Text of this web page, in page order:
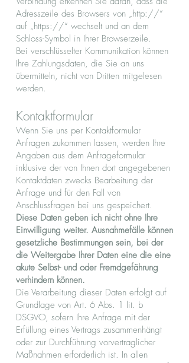
Adresszeile des Browsers von „http://“
auf „https://“ wechselt und an dem
Schloss-Symbol in Ihrer Browserzeile.
Bei verschlüsselter Kommunikation können
Ihre Zahlungsdaten, die Sie an uns
übermitteln, nicht von Dritten mitgelesen
werden.
Kontaktformular
Wenn Sie uns per Kontaktformular
Anfragen zukommen lassen, werden Ihre
Angaben aus dem Anfrageformular
inklusive der von Ihnen dort angegebenen
Kontaktdaten zwecks Bearbeitung der
Anfrage und für den Fall von
Anschlussfragen bei uns gespeichert.
Diese Daten geben ich nicht ohne Ihre
Einwilligung weiter. Ausnahmefälle können
gesetzliche Bestimmungen sein, bei der
die Weitergabe Ihrer Daten eine die eine
akute Selbst- und oder Fremdgefährung
verhindern können.
Die Verarbeitung dieser Daten erfolgt auf
Grundlage von Art. 6 Abs. 1 lit. b
DSGVO, sofern Ihre Anfrage mit der
Erfüllung eines Vertrags zusammenhängt
oder zur Durchführung vorvertraglicher
Maßnahmen erforderlich ist. In allen